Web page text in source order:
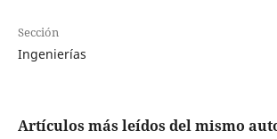
Sección
Ingenierías
Artículos más leídos del mismo